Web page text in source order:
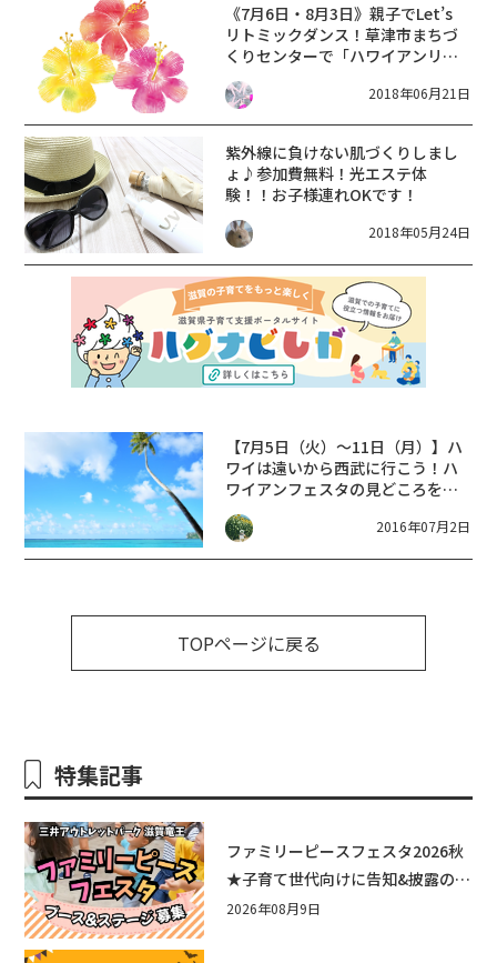
《7月6日・8月3日》親子でLet’s
リトミックダンス！草津市まちづ
くりセンターで「ハワイアンリト
ミック体験」が開催！事前申込制
♪
2018年06月21日
紫外線に負けない肌づくりしまし
ょ♪参加費無料！光エステ体
験！！お子様連れOKです！
2018年05月24日
【7月5日（火）～11日（月）】ハ
ワイは遠いから西武に行こう！ハ
ワイアンフェスタの見どころをご
紹介
2016年07月2日
TOPページに戻る
特集記事
ファミリーピースフェスタ2026秋
★子育て世代向けに告知&披露の場
として♪ステージ又はブース出店
2026年08月9日